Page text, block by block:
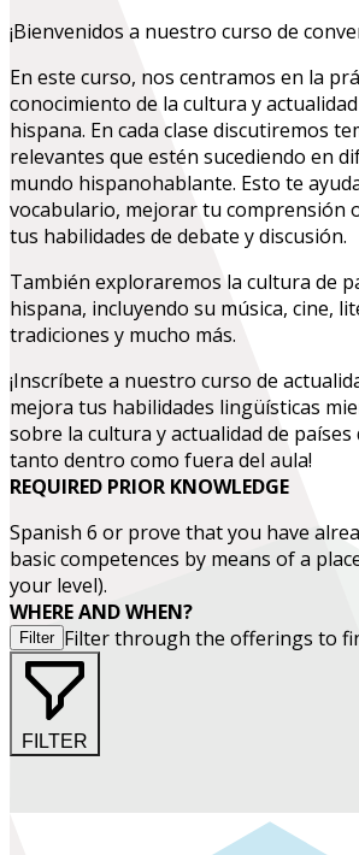
¡Bienvenidos a nuestro curso de
En este curso, nos centramos en la
conocimiento de la cultura y
hispana. En cada clase discutiremos
relevantes que estén sucediendo en
mundo hispanohablante. Esto te
vocabulario, mejorar tu comprensión
tus habilidades de debate y discusión.
También exploraremos la cultura de
hispana, incluyendo su música, cine,
tradiciones y mucho más.
¡Inscríbete a nuestro curso de
mejora tus habilidades lingüísticas
sobre la cultura y actualidad de
tanto dentro como fuera del aula!
REQUIRED PRIOR KNOWLEDGE
Spanish 6 or prove that you have
basic competences by means of a
your level).
WHERE AND WHEN?
Filter Filter through the offerings to
FILTER